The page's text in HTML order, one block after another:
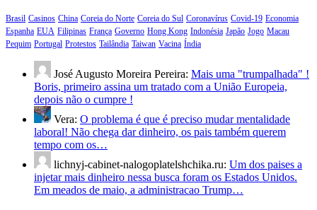
Brasil Casinos China Coreia do Norte Coreia do Sul Coronavírus Covid-19 Economia
Espanha EUA Filipinas França Governo Hong Kong Indonésia Japão Jogo Macau
Pequim Portugal Protestos Tailândia Taiwan Vacina Índia
José Augusto Moreira Pereira: Mais uma "trumpalhada" !
Boris, primeiro assina um tratado com a União Europeia,
depois não o cumpre !
Vera: O problema é que é preciso mudar mentalidade
laboral! Não chega dar dinheiro, os pais também querem
tempo com os…
lichnyj-cabinet-nalogoplatelshchika.ru: Um dos paises a
injetar mais dinheiro nessa busca foram os Estados Unidos.
Em meados de maio, a administracao Trump…